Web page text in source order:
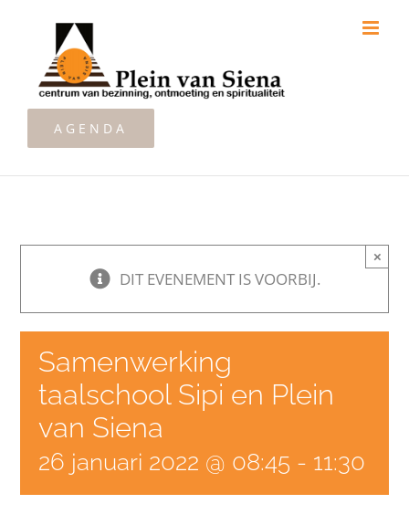
AGENDA
DIT EVENEMENT IS VOORBIJ.
×
Samenwerking
taalschool Sipi en Plein
van Siena
26 januari 2022 @ 08:45 - 11:30